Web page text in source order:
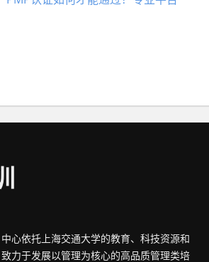
心依托上海交通大学的教育、科技资源和
力于发展以管理为核心的高品质管理类培